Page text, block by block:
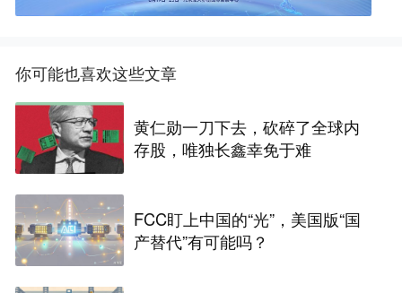
你可能也喜欢这些文章
黄仁勋一刀下去，砍碎了全球内
存股，唯独长鑫幸免于难
FCC盯上中国的“光”，美国版“国
产替代”有可能吗？